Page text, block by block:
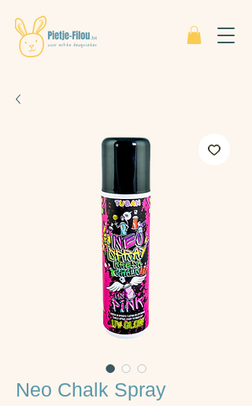
Neo Chalk Spray